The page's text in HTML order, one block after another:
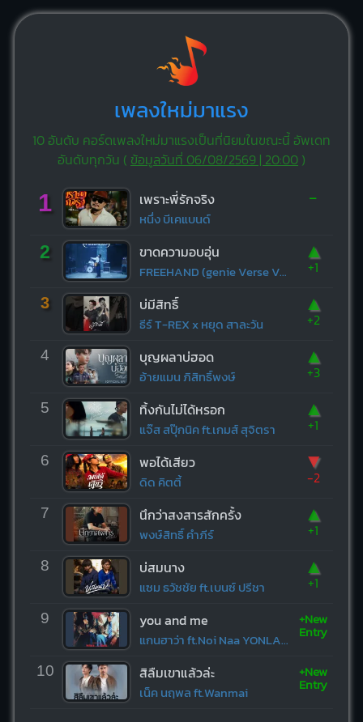
เพลงใหม่มาแรง
10 อันดับ คอร์ดเพลงใหม่มาแรงเป็นที่นิยมในขณะนี้ อัพเดท
อันดับทุกวัน ( ข้อมูลวันที่ 06/08/2569 | 20:00)
1 เพราะพี่รักจริง
หนึ่ง บีเคแบนด์
-
2 ขาดความอบอุ่น
FREEHAND (genie Verse Vol.1)
▲
+1
3 บ่มีสิทธิ์
ธีร์ T-REX x หยุด สาละวัน
▲
+2
4 บุญผลาบ่ฮอด
อ้ายแมน ภิสิทธิ์พงษ์
▲
+3
5 ทิ้งกันไม่ได้หรอก
แจ๊ส สปุ๊กนิค ft.เกมส์ สุจิตรา
▲
+1
6 พอได้เสียว
ดิด คิตตี้
▼
-2
7 นึกว่าสงสารสักครั้ง
พงษ์สิทธิ์ คำภีร์
▲
+1
8 บ่สมนาง
แซม ธวัชชัย ft.เบนซ์ ปรีชา
▲
+1
9 you and me
แกนฮาว่า ft.Noi Naa YONLAPA
+New
Entry
10 สิลืมเขาแล้วล่ะ
เน็ค นฤพล ft.Wanmai
+New
Entry